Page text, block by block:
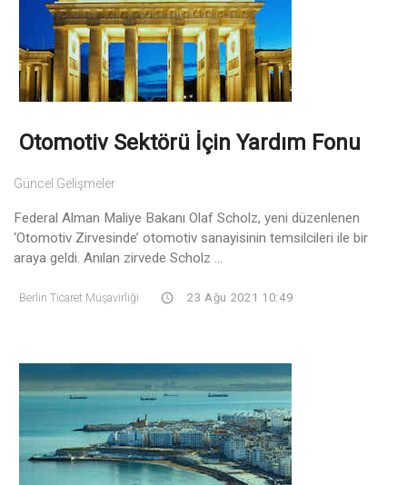
Otomotiv Sektörü İçin Yardım Fonu
Güncel Gelişmeler
Federal Alman Maliye Bakanı Olaf Scholz, yeni düzenlenen
‘Otomotiv Zirvesinde’ otomotiv sanayisinin temsilcileri ile bir
araya geldi. Anılan zirvede Scholz ...
Berlin Ticaret Müşavirliği 23 Ağu 2021 10:49